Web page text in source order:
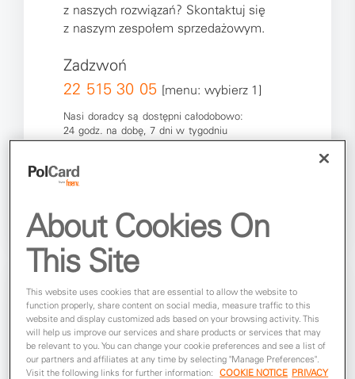
z naszych rozwiązań? Skontaktuj się
z naszym zespołem sprzedażowym.
Zadzwoń
22 515 30 05 [menu: wybierz 1]
Nasi doradcy są dostępni całodobowo:
24 godz. na dobę, 7 dni w tygodniu
Jestem klientem
About Cookies On
This Site
This website uses cookies that are essential to allow the website to
function properly, share content on social media, measure traffic to this
website and display customized ads based on your browsing activity. This
will help us improve our services and share products or services that may
be relevant to you. You can change your cookie preferences and see a list of
our partners and affiliates at any time by selecting "Manage Preferences".
Visit the following links for further information:
COOKIE NOTICE PRIVACY